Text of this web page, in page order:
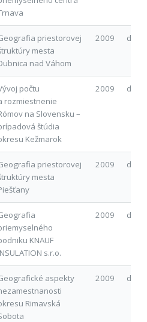
priestorovej
mesta
nad Váhom
2009 d
počtu
rozmiestnenie
na Slovensku –
štúdia
Kežmarok
2009 d
priestorovej
mesta
2009 d
KNAUF
s.r.o.
2009 d
aspekty
Rimavská
2009 d